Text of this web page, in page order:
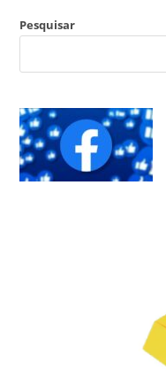
Pesquisar